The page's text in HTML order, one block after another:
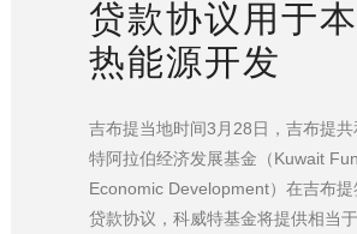
贷款协议用于
热能源开发
吉布提当地时间3月28日，吉布提
特阿拉伯经济发展基金（Kuwait
Economic Development）在吉布
贷款协议，科威特基金将提供相当